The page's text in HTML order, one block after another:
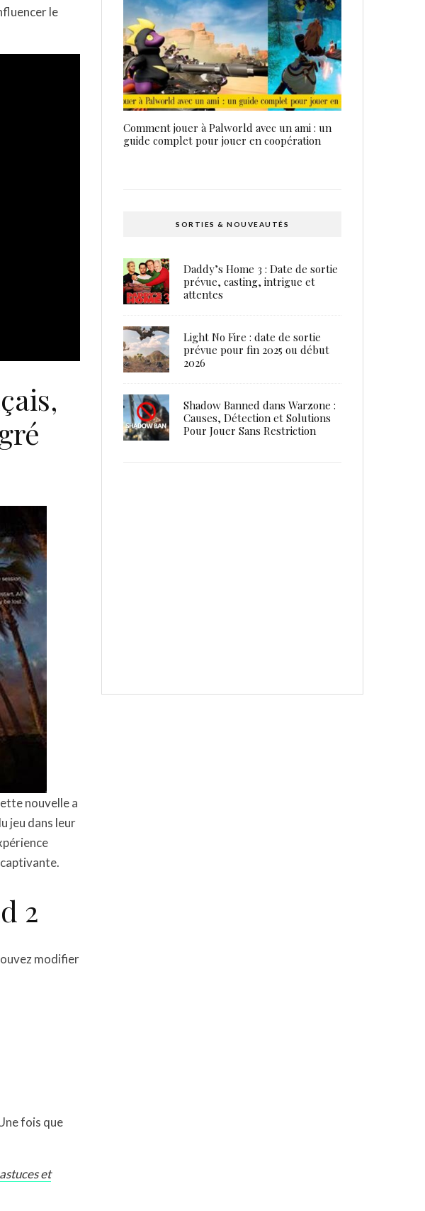
le
nouvelle a
jeu dans leur
2
modifier
fois que
et
Comment jouer à Palworld avec un ami : un
guide complet pour jouer en coopération
SORTIES & NOUVEAUTÉS
Daddy’s Home 3 : Date de sortie
prévue, casting, intrigue et
attentes
Light No Fire : date de sortie
prévue pour fin 2025 ou début
2026
Shadow Banned dans Warzone :
Causes, Détection et Solutions
Pour Jouer Sans Restriction